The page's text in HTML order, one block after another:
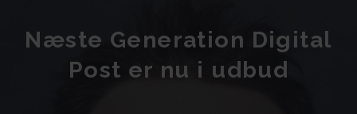
Næste Generation Digital
Post er nu i udbud